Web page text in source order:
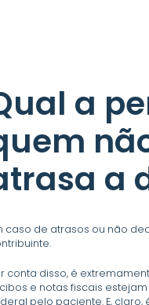
a
a
caso de atrasos ou não
conta disso, é
e notas fiscais
pelo paciente. E,